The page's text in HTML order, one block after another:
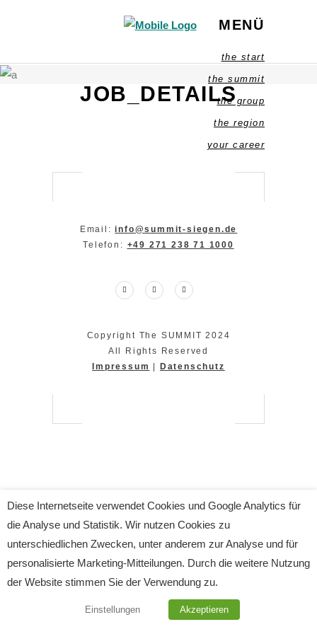
MENÜ
the start
the summit
the group
the region
your career
JOB_DETAILS
Email:info@summit-siegen.de
Telefon: +49 271 238 71 1000
Copyright The SUMMIT 2024
All Rights Reserved
Impressum | Datenschutz
Diese Internetseite verwendet Cookies und Google Analytics für
die Analyse und Statistik. Wir nutzen Cookies zu
unterschiedlichen Zwecken, unter anderem zur Analyse und für
personalisierte Marketing-Mitteilungen. Durch die weitere Nutzung
der Website stimmen Sie der Verwendung zu.
Einstellungen Akzeptieren